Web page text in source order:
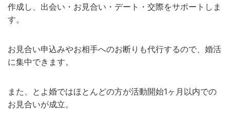
作成し、出会い・お見合い・デート・交際をサポートしま
す。
お見合い申込みやお相手へのお断りも代行するので、婚活
に集中できます。
また、とよ婚ではほとんどの方が活動開始1ヶ月以内での
お見合いが成立。